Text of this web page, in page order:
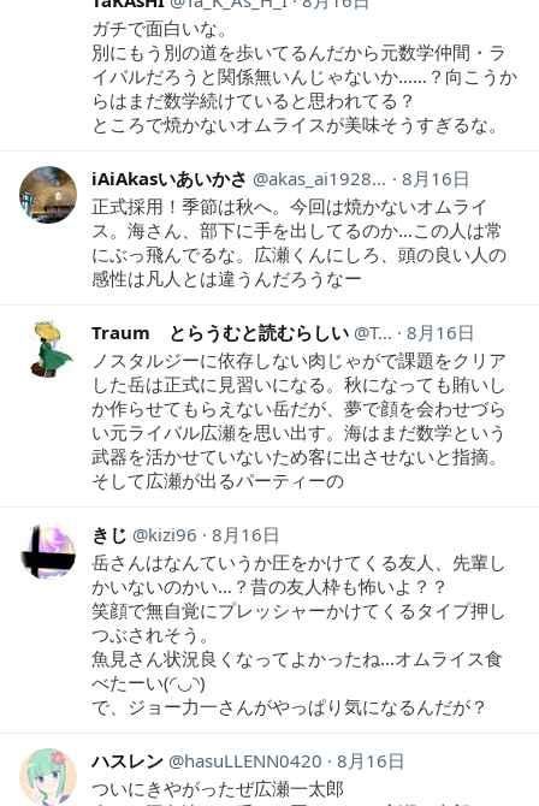
ガチで面白いな。
別にもう別の道を歩いてるんだから元数学仲間・ラ
イバルだろうと関係無いんじゃないか……？向こうか
らはまだ数学続けていると思われてる？
ところで焼かないオムライスが美味そうすぎるな。
iAiAkasいあいかさ akas_ai19281118
8月16日
正式採用！季節は秋へ。今回は焼かないオムライ
ス。海さん、部下に手を出してるのか…この人は常
にぶっ飛んでるな。広瀬くんにしろ、頭の良い人の
感性は凡人とは違うんだろうなー
Traum とらうむと読むらしい Traum1
8月16日
ノスタルジーに依存しない肉じゃがで課題をクリア
した岳は正式に見習いになる。秋になっても賄いし
か作らせてもらえない岳だが、夢で顔を会わせづら
い元ライバル広瀬を思い出す。海はまだ数学という
武器を活かせていないため客に出させないと指摘。
そして広瀬が出るパーティーの
きじ kizi96
8月16日
岳さんはなんていうか圧をかけてくる友人、先輩し
かいないのかい…？昔の友人枠も怖いよ？？
笑顔で無自覚にプレッシャーかけてくるタイプ押し
つぶされそう。
魚見さん状況良くなってよかったね…オムライス食
べたーい(◜◡◝)
で、ジョー力一さんがやっぱり気になるんだが？
ハスレン hasuLLENN0420
8月16日
ついにきやがったぜ広瀬一太郎